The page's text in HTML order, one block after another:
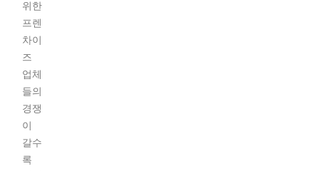
위한
프렌
차이
즈
업체
들의
경쟁
이
갈수
록